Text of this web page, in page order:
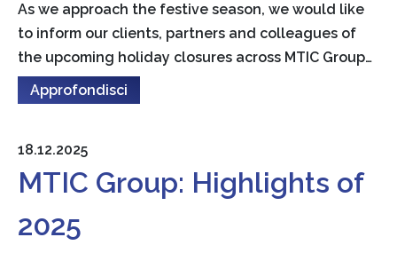
As we approach the festive season, we would like
to inform our clients, partners and colleagues of
the upcoming holiday closures across MTIC Group…
Approfondisci
18.12.2025
MTIC Group: Highlights of
2025